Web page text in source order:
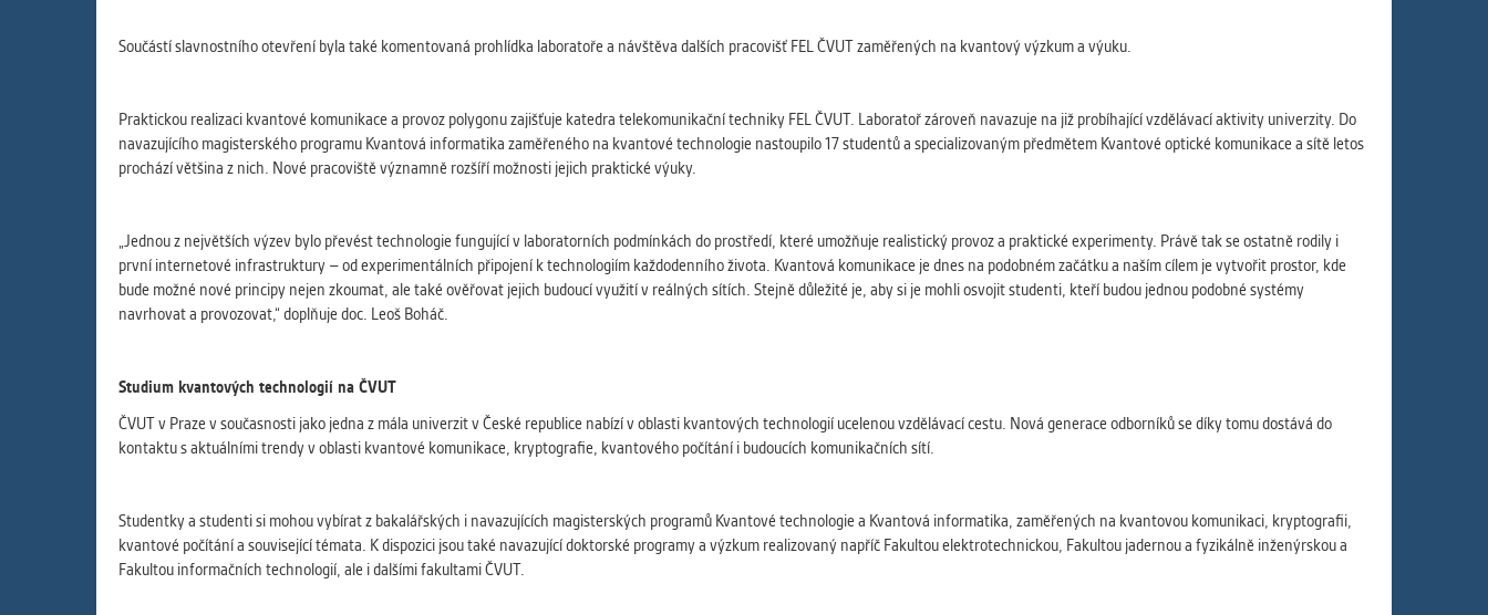
Součástí slavnostního otevření byla také komentovaná prohlídka laboratoře a návštěva dalších pracovišť FEL ČVUT zaměřených na kvantový výzkum a výuku.
Praktickou realizaci kvantové komunikace a provoz polygonu zajišťuje katedra telekomunikační techniky FEL ČVUT. Laboratoř zároveň navazuje na již probíhající vzdělávací aktivity univerzity. Do
navazujícího magisterského programu Kvantová informatika zaměřeného na kvantové technologie nastoupilo 17 studentů a specializovaným předmětem Kvantové optické komunikace a sítě letos
prochází většina z nich. Nové pracoviště významně rozšíří možnosti jejich praktické výuky.
„Jednou z největších výzev bylo převést technologie fungující v laboratorních podmínkách do prostředí, které umožňuje realistický provoz a praktické experimenty. Právě tak se ostatně rodily i
první internetové infrastruktury – od experimentálních připojení k technologiím každodenního života. Kvantová komunikace je dnes na podobném začátku a naším cílem je vytvořit prostor, kde
bude možné nové principy nejen zkoumat, ale také ověřovat jejich budoucí využití v reálných sítích. Stejně důležité je, aby si je mohli osvojit studenti, kteří budou jednou podobné systémy
navrhovat a provozovat,“ doplňuje doc. Leoš Boháč.
Studium kvantových technologií na ČVUT
ČVUT v Praze v současnosti jako jedna z mála univerzit v České republice nabízí v oblasti kvantových technologií ucelenou vzdělávací cestu. Nová generace odborníků se díky tomu dostává do
kontaktu s aktuálními trendy v oblasti kvantové komunikace, kryptografie, kvantového počítání i budoucích komunikačních sítí.
Studentky a studenti si mohou vybírat z bakalářských i navazujících magisterských programů Kvantové technologie a Kvantová informatika, zaměřených na kvantovou komunikaci, kryptografii,
kvantové počítání a související témata. K dispozici jsou také navazující doktorské programy a výzkum realizovaný napříč Fakultou elektrotechnickou, Fakultou jadernou a fyzikálně inženýrskou a
Fakultou informačních technologií, ale i dalšími fakultami ČVUT.